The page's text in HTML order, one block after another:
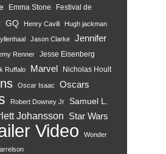
Emma Stone
Festival de
GQ Henry Cavill Hugh jackman
Jason Clarke
Jennifer
Renner
Jesse Eisenberg
Ruffalo Marvel Nicholas Hoult
Oscar Isaac Oscars
Robert Downey Jr
Samuel L.
Johansson Star Wars
Video
Wonder